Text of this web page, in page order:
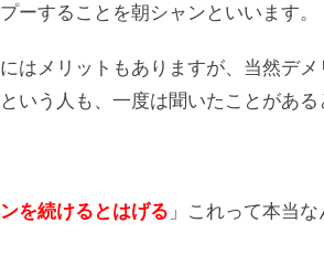
ーすることを朝シャンといいます。
はメリットもありますが、当然デ
いう人も、一度は聞いたことがある
を続けるとはげる 」これって本当な